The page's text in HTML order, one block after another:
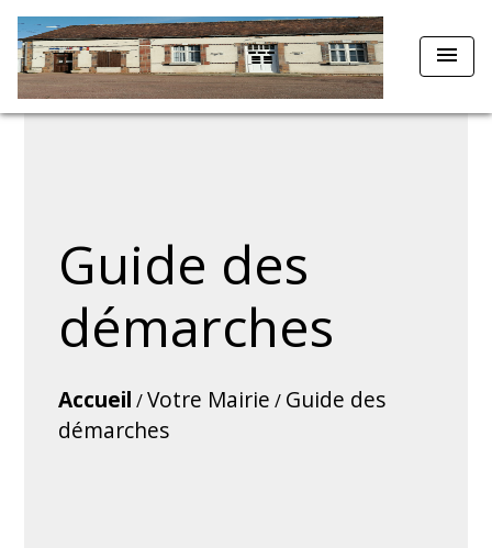
menu
Guide des
démarches
Accueil /Votre Mairie / Guide des
démarches